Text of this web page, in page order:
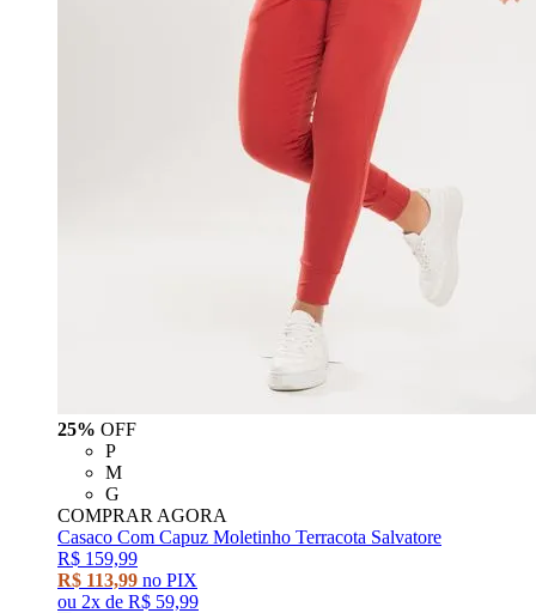
25% OFF
P
M
G
COMPRAR AGORA
Casaco Com Capuz Moletinho Terracota Salvatore
R$ 159,99
R$ 113,99 no PIX
ou 2x de R$ 59,99